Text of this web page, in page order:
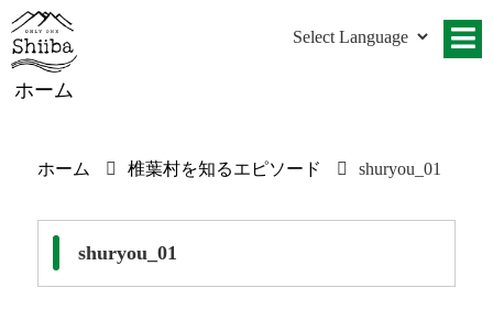
ホーム
ホーム 椎葉村を知るエピソード shuryou_01
shuryou_01